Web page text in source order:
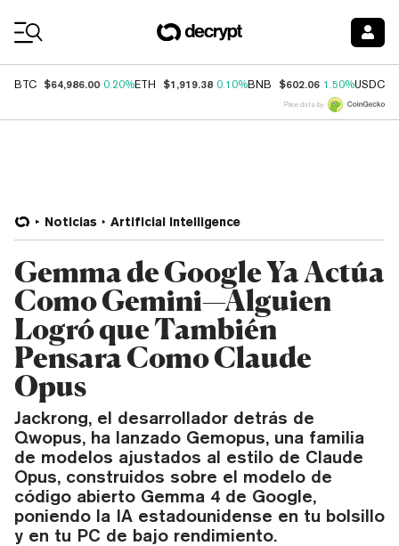
BTC $64,986.00 0.20%ETH $1,919.38 0.10%BNB $602.06 1.50%USDC
Price data by
Noticias Artificial Intelligence
Gemma de Google Ya Actúa
Como Gemini—Alguien
Logró que También
Pensara Como Claude
Opus
Jackrong, el desarrollador detrás de
Qwopus, ha lanzado Gemopus, una familia
de modelos ajustados al estilo de Claude
Opus, construidos sobre el modelo de
código abierto Gemma 4 de Google,
poniendo la IA estadounidense en tu bolsillo
y en tu PC de bajo rendimiento.